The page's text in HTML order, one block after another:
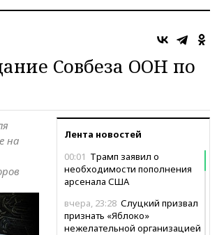
Совбеза ООН по
Лента новостей
00:01 Трамп заявил о
необходимости пополнения
арсенала США
вчера, 23:28 Слуцкий призвал
признать «Яблоко»
нежелательной организацией
на